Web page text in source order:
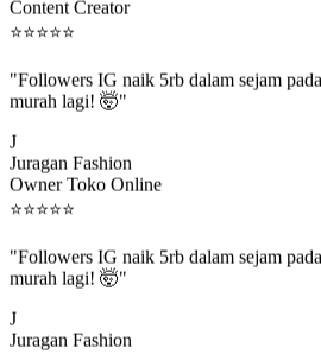
⭐⭐⭐⭐⭐
murah lagi! 🤯"
Juragan Fashion
Owner Toko Online
⭐⭐⭐⭐⭐
murah lagi! 🤯"
Juragan Fashion
Owner Toko Online